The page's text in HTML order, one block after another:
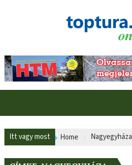
Itt vagy most Home Nagyegyháza